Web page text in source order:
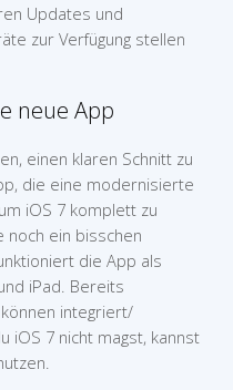
Updates und
zur Verfügung stellen
neue App
einen klaren Schnitt zu
die eine modernisierte
iOS 7 komplett zu
noch ein bisschen
die App als
iPad. Bereits
integriert/
iOS 7 nicht magst, kannst